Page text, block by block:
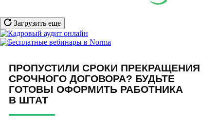
Загрузить еще
ПРОПУСТИЛИ СРОКИ ПРЕКРАЩЕНИЯ
СРОЧНОГО ДОГОВОРА? БУДЬТЕ
ГОТОВЫ ОФОРМИТЬ РАБОТНИКА
В ШТАТ